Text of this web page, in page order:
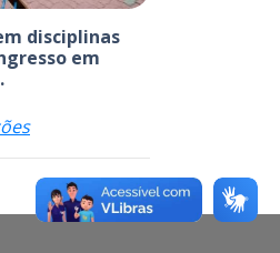
disciplinas
em